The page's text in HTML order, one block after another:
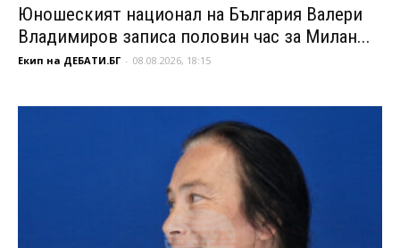
Юношеският национал на България Валери
Владимиров записа половин час за Милан...
Екип на ДЕБАТИ.БГ - 08.08.2026, 18:15